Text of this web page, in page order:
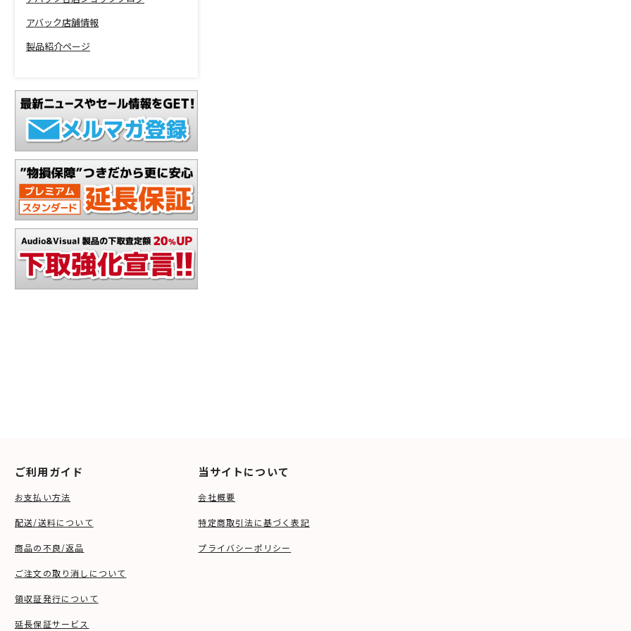
アバック店舗情報
製品紹介ページ
ご利用ガイド
お支払い方法
配送/送料について
商品の不良/返品
ご注文の取り消しについて
領収証発行について
延長保証サービス
当サイトについて
会社概要
特定商取引法に基づく表記
プライバシーポリシー